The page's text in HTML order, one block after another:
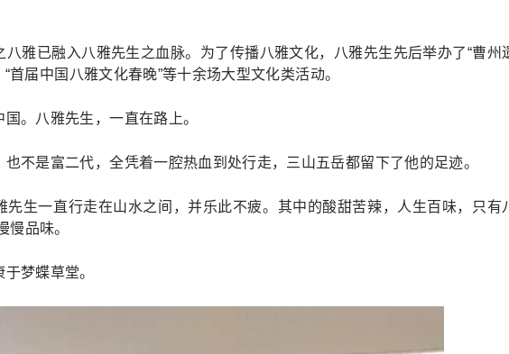
雅已融入八雅先生之血脉。为了传播八雅文化，八雅先生先后举办了“曹州
首届中国八雅文化春晚”等十余场大型文化类活动。
。八雅先生，一直在路上。
不是富二代，全凭着一腔热血到处行走，三山五岳都留下了他的足迹。
先生一直行走在山水之间，并乐此不疲。其中的酸甜苦辣，人生百味，只有
慢品味。
梦蝶草堂。